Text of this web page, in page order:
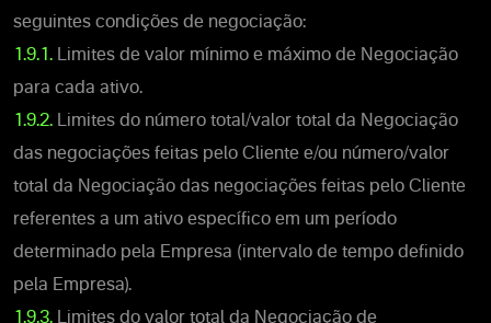
seguintes condições de negociação:
1.9.1. Limites de valor mínimo e máximo de Negociação
para cada ativo.
1.9.2. Limites do número total/valor total da Negociação
das negociações feitas pelo Cliente e/ou número/valor
total da Negociação das negociações feitas pelo Cliente
referentes a um ativo específico em um período
determinado pela Empresa (intervalo de tempo definido
pela Empresa).
1.9.3. Limites do valor total da Negociação de